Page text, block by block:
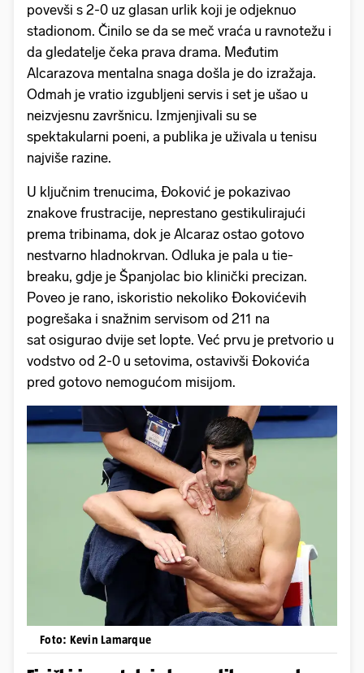
povevši s 2-0 uz glasan urlik koji je odjeknuo
stadionom. Činilo se da se meč vraća u ravnotežu i
da gledatelje čeka prava drama. Međutim
Alcarazova mentalna snaga došla je do izražaja.
Odmah je vratio izgubljeni servis i set je ušao u
neizvjesnu završnicu. Izmjenjivali su se
spektakularni poeni, a publika je uživala u tenisu
najviše razine.
U ključnim trenucima, Đoković je pokazivao
znakove frustracije, neprestano gestikulirajući
prema tribinama, dok je Alcaraz ostao gotovo
nestvarno hladnokrvan. Odluka je pala u tie-
breaku, gdje je Španjolac bio klinički precizan.
Poveo je rano, iskoristio nekoliko Đokovićevih
pogrešaka i snažnim servisom od 211 na
sat osigurao dvije set lopte. Već prvu je pretvorio u
vodstvo od 2-0 u setovima, ostavivši Đokovića
pred gotovo nemogućom misijom.
Foto: Kevin Lamarque